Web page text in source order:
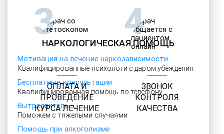
НАРКОЛОГИЧЕСКАЯ ПОМОЩЬ
Мотивация на лечение наркозависимости
Квалифицированные психологи с даром убеждения
Бесплатные консультации
Квалифицированная помощь по телефону
Вытрезвитель
Поможем с тяжелыми случаями
Помощь при алкоголизме
3
ОПЛАТА И
ПРОВЕДЕНИЕ
КУРСА ЛЕЧЕНИЕ
4
ЗВОНОК
КОНТРОЛЯ
КАЧЕСТВА